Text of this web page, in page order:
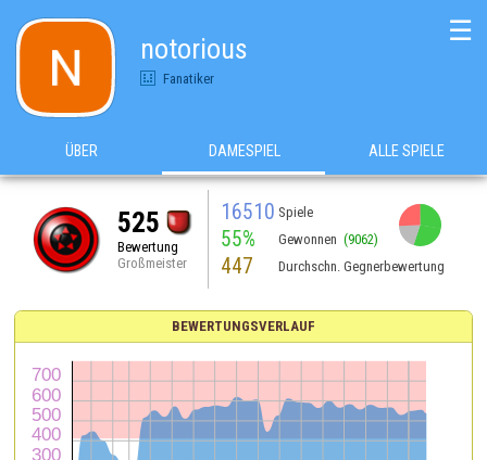
notorious
Fanatiker
☰
ÜBER DAMESPIEL ALLE SPIELE
525
Bewertung
Großmeister
16510 Spiele
55% Gewonnen (9062)
447 Durchschn. Gegnerbewertung
BEWERTUNGSVERLAUF